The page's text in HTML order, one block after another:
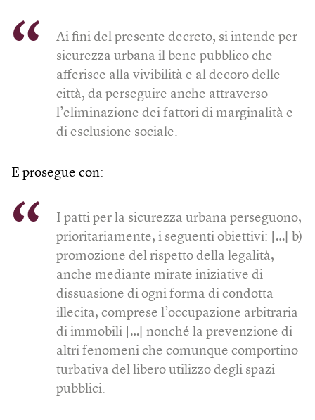
Ai fini del presente decreto, si intende per
sicurezza urbana il bene pubblico che
afferisce alla vivibilità e al decoro delle
città, da perseguire anche attraverso
l’eliminazione dei fattori di marginalità e
di esclusione sociale.
E prosegue con:
I patti per la sicurezza urbana perseguono,
prioritariamente, i seguenti obiettivi: […] b)
promozione del rispetto della legalità,
anche mediante mirate iniziative di
dissuasione di ogni forma di condotta
illecita, comprese l’occupazione arbitraria
di immobili […] nonché la prevenzione di
altri fenomeni che comunque comportino
turbativa del libero utilizzo degli spazi
pubblici.